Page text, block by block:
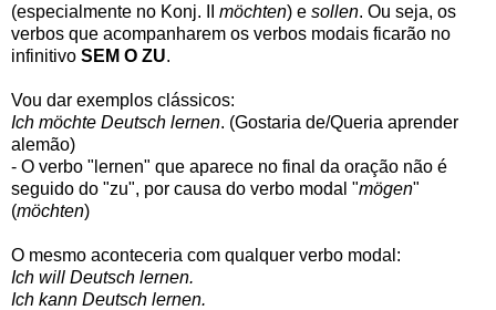
(especialmente no Konj. II möchten) e sollen. Ou seja, os
verbos que acompanharem os verbos modais ficarão no
infinitivo SEM O ZU.
Vou dar exemplos clássicos:
Ich möchte Deutsch lernen. (Gostaria de/Queria aprender
alemão)
- O verbo "lernen" que aparece no final da oração não é
seguido do "zu", por causa do verbo modal "mögen"
(möchten)
O mesmo aconteceria com qualquer verbo modal:
Ich will Deutsch lernen.
Ich kann Deutsch lernen.